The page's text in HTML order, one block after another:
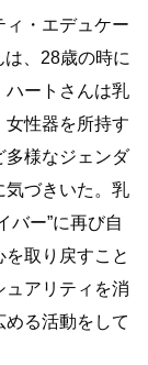
ィ・エデュケー
、28歳の時に
ハートさんは乳
女性器を所持す
多様なジェンダ
気づきいた。乳
バー”に再び自
取り戻すこと
ュアリティを消
める活動をして